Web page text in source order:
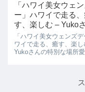
「ハワイ美女ウェ
ー」ハワイで走る、
す、楽しむ – Yuko
特別な場所
「ハワイ美女ウェンズ
ワイで走る、癒す、楽し
Yukoさんの特別な場所
ランニングは、夏冬問